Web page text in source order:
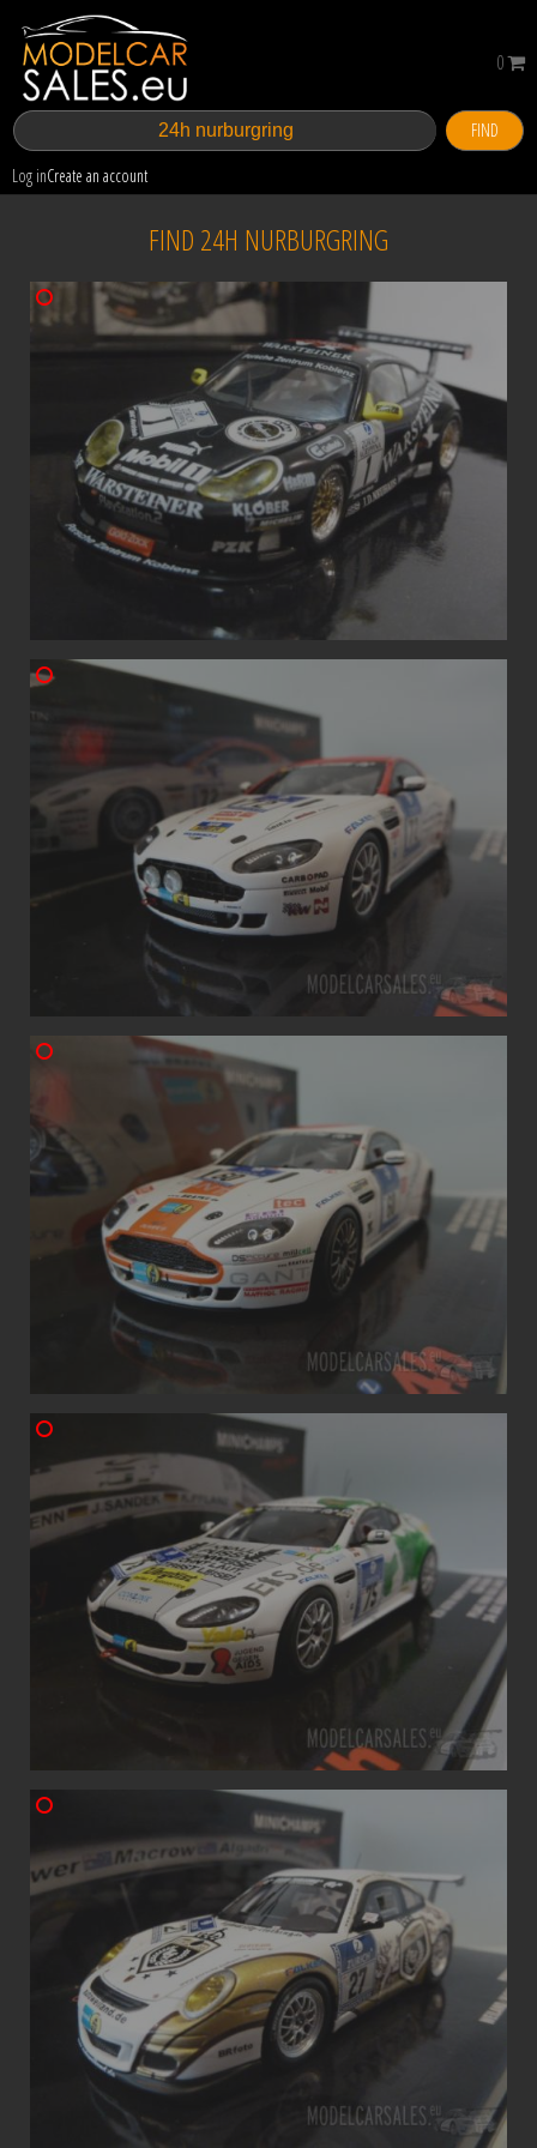
FIND
Log inCreate an account
0
FIND 24H NURBURGRING